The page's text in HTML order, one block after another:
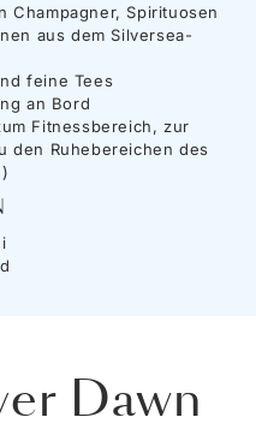
Champagner, Spirituosen
aus dem Silversea-
feine Tees
an Bord
Fitnessbereich, zur
den Ruhebereichen des
Dawn